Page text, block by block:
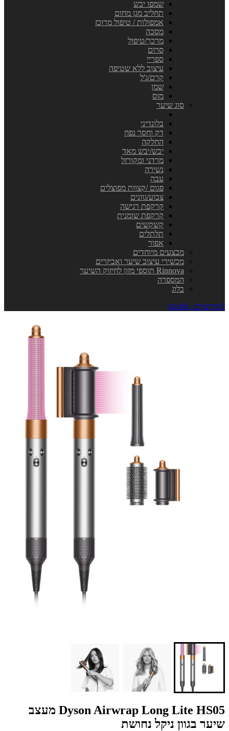
שמפו יבש
תחליב מגן מחום
אמפולות / טיפול מרוכז
מסכה
מרכך/טיפול
סרום
ספריי
עיצוב ללא שטיפה
קרם/ג'ל
שמן
מוס
סוג שיער
בלונדיני
דק וחסר נפח
החלקה
יבש/יבש מאד
מרדני ומקורזל
נשירה
עבה
פגום /קצוות מפוצלים
צבוע/גוונים
קרקפת רגישה
קרקפת שומנית
קשקשים
תלתלים
אפור
מבצעים מיוחדים
מכשירי עיצוב שיער ואביזרים
Rinnova תוספי מזון לחיזוק השיער
המספרה
בלוג
0 פריט\ים - ₪0.00
Dyson Airwrap Long Lite HS05 מעצב
שיער בגוון ניקל נחושת